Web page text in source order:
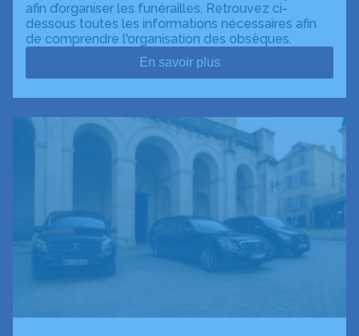
afin d’organiser les funérailles. Retrouvez ci-
dessous toutes les informations nécessaires afin
de comprendre l'organisation des obsèques.
En savoir plus